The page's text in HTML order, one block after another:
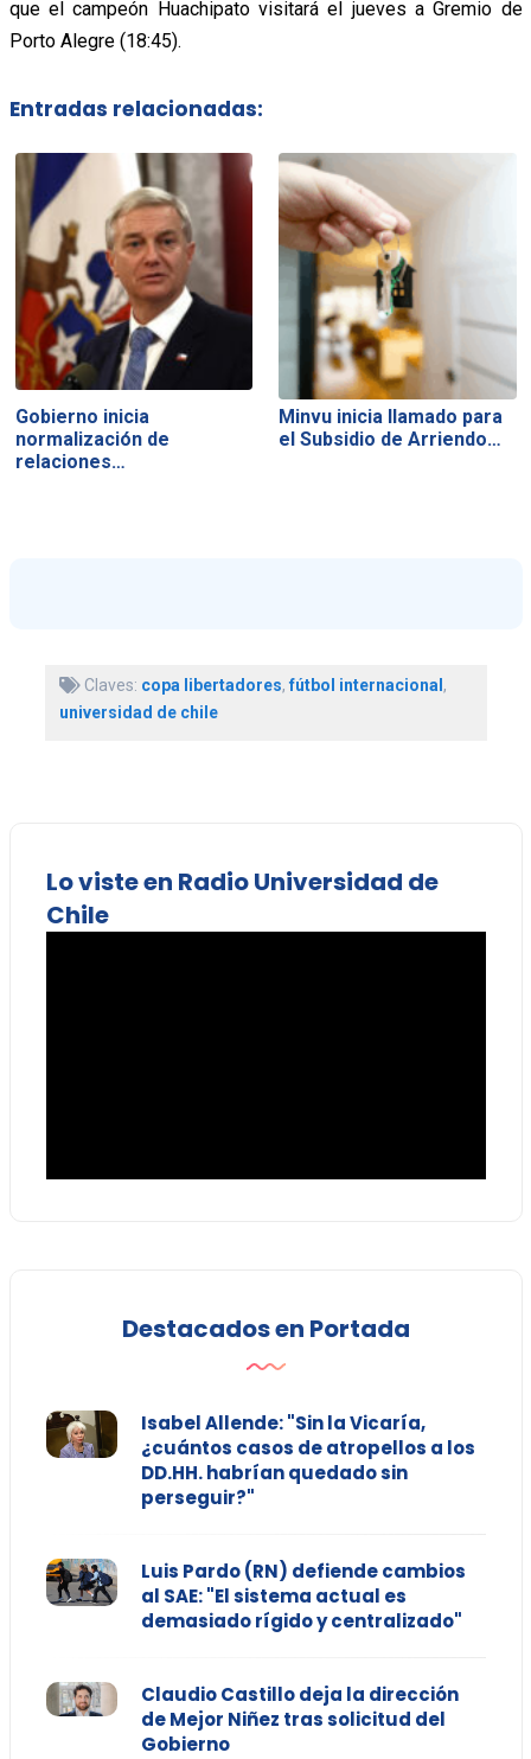
que el campeón Huachipato visitará el jueves a Gremio de
Porto Alegre (18:45).
Entradas relacionadas:
Gobierno inicia
normalización de
relaciones…
Minvu inicia llamado para
el Subsidio de Arriendo…
Claves: copa libertadores,fútbol internacional ,
universidad de chile
Lo viste en Radio Universidad de
Chile
Destacados en Portada
Isabel Allende: "Sin la Vicaría,
¿cuántos casos de atropellos a los
DD.HH. habrían quedado sin
perseguir?"
Luis Pardo (RN) defiende cambios
al SAE: "El sistema actual es
demasiado rígido y centralizado"
Claudio Castillo deja la dirección
de Mejor Niñez tras solicitud del
Gobierno